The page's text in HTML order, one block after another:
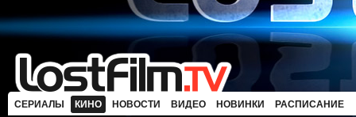
СЕРИАЛЫ КИНО НОВОСТИ ВИДЕО НОВИНКИ РАСПИСАНИЕ